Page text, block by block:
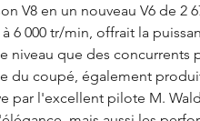
V8 en un nouveau V6 de 2
6 000 tr/min, offrait la
niveau que des concurrents
du coupé, également
par l'excellent pilote M.